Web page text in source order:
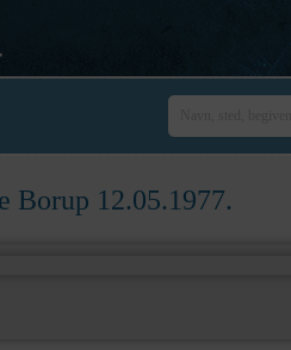
Borup 12.05.1977.